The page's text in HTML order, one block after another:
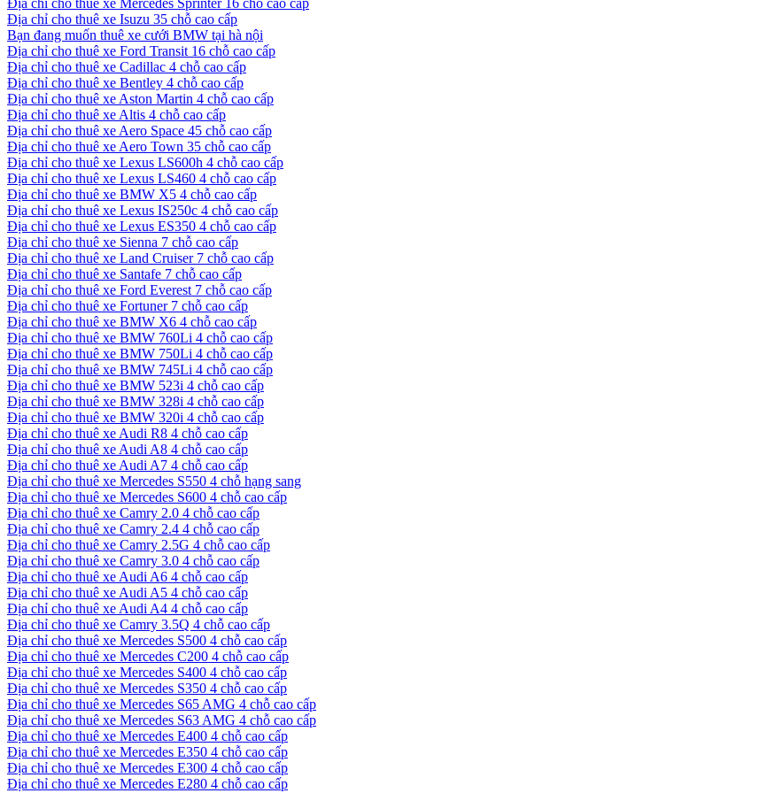
Địa chỉ cho thuê xe Mercedes Sprinter 16 chỗ cao cấp
Địa chỉ cho thuê xe Isuzu 35 chỗ cao cấp
Bạn đang muốn thuê xe cưới BMW tại hà nội
Địa chỉ cho thuê xe Ford Transit 16 chỗ cao cấp
Địa chỉ cho thuê xe Cadillac 4 chỗ cao cấp
Địa chỉ cho thuê xe Bentley 4 chỗ cao cấp
Địa chỉ cho thuê xe Aston Martin 4 chỗ cao cấp
Địa chỉ cho thuê xe Altis 4 chỗ cao cấp
Địa chỉ cho thuê xe Aero Space 45 chỗ cao cấp
Địa chỉ cho thuê xe Aero Town 35 chỗ cao cấp
Địa chỉ cho thuê xe Lexus LS600h 4 chỗ cao cấp
Địa chỉ cho thuê xe Lexus LS460 4 chỗ cao cấp
Địa chỉ cho thuê xe BMW X5 4 chỗ cao cấp
Địa chỉ cho thuê xe Lexus IS250c 4 chỗ cao cấp
Địa chỉ cho thuê xe Lexus ES350 4 chỗ cao cấp
Địa chỉ cho thuê xe Sienna 7 chỗ cao cấp
Địa chỉ cho thuê xe Land Cruiser 7 chỗ cao cấp
Địa chỉ cho thuê xe Santafe 7 chỗ cao cấp
Địa chỉ cho thuê xe Ford Everest 7 chỗ cao cấp
Địa chỉ cho thuê xe Fortuner 7 chỗ cao cấp
Địa chỉ cho thuê xe BMW X6 4 chỗ cao cấp
Địa chỉ cho thuê xe BMW 760Li 4 chỗ cao cấp
Địa chỉ cho thuê xe BMW 750Li 4 chỗ cao cấp
Địa chỉ cho thuê xe BMW 745Li 4 chỗ cao cấp
Địa chỉ cho thuê xe BMW 523i 4 chỗ cao cấp
Địa chỉ cho thuê xe BMW 328i 4 chỗ cao cấp
Địa chỉ cho thuê xe BMW 320i 4 chỗ cao cấp
Địa chỉ cho thuê xe Audi R8 4 chỗ cao cấp
Địa chỉ cho thuê xe Audi A8 4 chỗ cao cấp
Địa chỉ cho thuê xe Audi A7 4 chỗ cao cấp
Địa chỉ cho thuê xe Mercedes S550 4 chỗ hạng sang
Địa chỉ cho thuê xe Mercedes S600 4 chỗ cao cấp
Địa chỉ cho thuê xe Camry 2.0 4 chỗ cao cấp
Địa chỉ cho thuê xe Camry 2.4 4 chỗ cao cấp
Địa chỉ cho thuê xe Camry 2.5G 4 chỗ cao cấp
Địa chỉ cho thuê xe Camry 3.0 4 chỗ cao cấp
Địa chỉ cho thuê xe Audi A6 4 chỗ cao cấp
Địa chỉ cho thuê xe Audi A5 4 chỗ cao cấp
Địa chỉ cho thuê xe Audi A4 4 chỗ cao cấp
Địa chỉ cho thuê xe Camry 3.5Q 4 chỗ cao cấp
Địa chỉ cho thuê xe Mercedes S500 4 chỗ cao cấp
Địa chỉ cho thuê xe Mercedes C200 4 chỗ cao cấp
Địa chỉ cho thuê xe Mercedes S400 4 chỗ cao cấp
Địa chỉ cho thuê xe Mercedes S350 4 chỗ cao cấp
Địa chỉ cho thuê xe Mercedes S65 AMG 4 chỗ cao cấp
Địa chỉ cho thuê xe Mercedes S63 AMG 4 chỗ cao cấp
Địa chỉ cho thuê xe Mercedes E400 4 chỗ cao cấp
Địa chỉ cho thuê xe Mercedes E350 4 chỗ cao cấp
Địa chỉ cho thuê xe Mercedes E300 4 chỗ cao cấp
Địa chỉ cho thuê xe Mercedes E280 4 chỗ cao cấp